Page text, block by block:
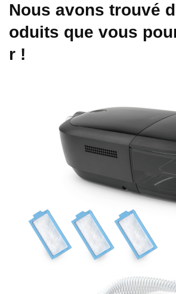
Nous avons trouvé
oduits que vous
r !